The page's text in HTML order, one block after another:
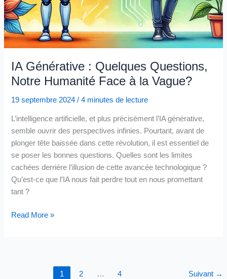
IA Générative : Quelques Questions,
Notre Humanité Face à la Vague?
19 septembre 2024/4 minutes de lecture
L’intelligence artificielle, et plus précisément l’IA générative,
semble ouvrir des perspectives infinies. Pourtant, avant de
plonger tête baissée dans cette révolution, il est essentiel de
se poser les bonnes questions. Quelles sont les limites
cachées derrière l’illusion de cette avancée technologique ?
Qu’est-ce que l’IA nous fait perdre tout en nous promettant
tant ?
IA
Read More »
1 2 … 4 Suivant →